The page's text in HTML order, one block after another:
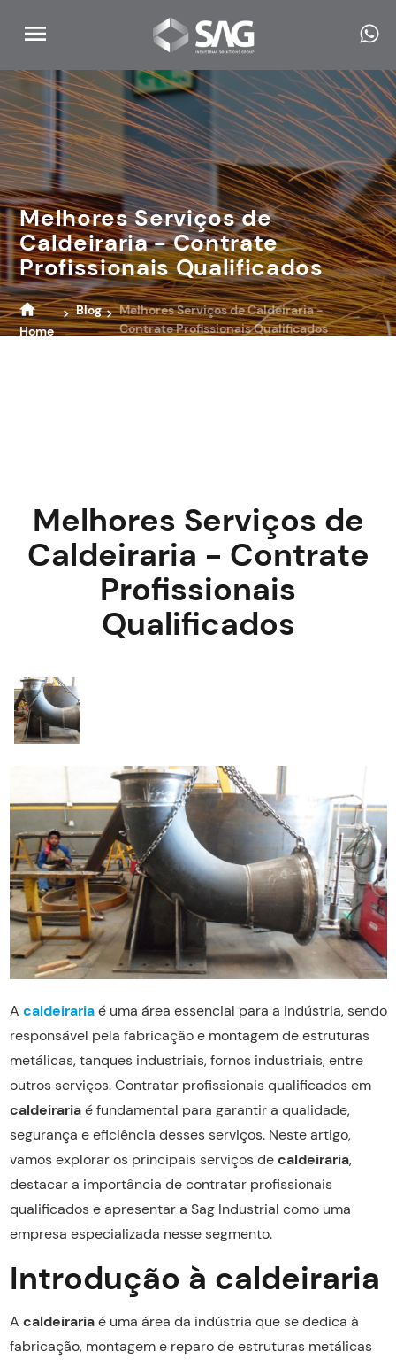
Melhores Serviços de
Caldeiraria - Contrate
Profissionais Qualificados
Home
Blog
Melhores Serviços de Caldeiraria -
Contrate Profissionais Qualificados
Melhores Serviços de
Caldeiraria - Contrate
Profissionais
Qualificados
A caldeirariaé uma área essencial para a indústria, sendo
responsável pela fabricação e montagem de estruturas
metálicas, tanques industriais, fornos industriais, entre
outros serviços. Contratar profissionais qualificados em
caldeirariaé fundamental para garantir a qualidade,
segurança e eficiência desses serviços. Neste artigo,
vamos explorar os principais serviços decaldeiraria,
destacar a importância de contratar profissionais
qualificados e apresentar a Sag Industrial como uma
empresa especializada nesse segmento.
Introdução à caldeiraria
A caldeirariaé uma área da indústria que se dedica à
fabricação, montagem e reparo de estruturas metálicas